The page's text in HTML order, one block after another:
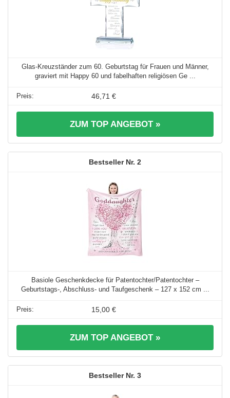
Glas-Kreuzständer zum 60. Geburtstag für Frauen und Männer,
graviert mit Happy 60 und fabelhaften religiösen Ge ...
46,71 €
ZUM TOP ANGEBOT »
2
Basiole Geschenkdecke für Patentochter/Patentochter –
Geburtstags-, Abschluss- und Taufgeschenk – 127 x 152 cm ...
15,00 €
ZUM TOP ANGEBOT »
3